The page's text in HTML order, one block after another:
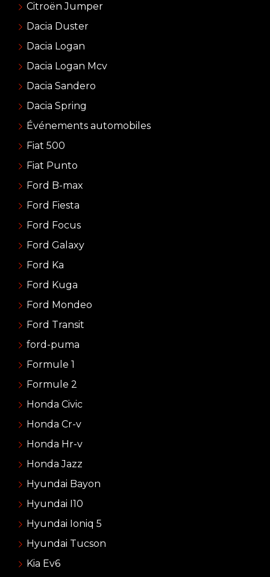
Citroën Jumper
Dacia Duster
Dacia Logan
Dacia Logan Mcv
Dacia Sandero
Dacia Spring
Événements automobiles
Fiat 500
Fiat Punto
Ford B-max
Ford Fiesta
Ford Focus
Ford Galaxy
Ford Ka
Ford Kuga
Ford Mondeo
Ford Transit
ford-puma
Formule 1
Formule 2
Honda Civic
Honda Cr-v
Honda Hr-v
Honda Jazz
Hyundai Bayon
Hyundai I10
Hyundai Ioniq 5
Hyundai Tucson
Kia Ev6